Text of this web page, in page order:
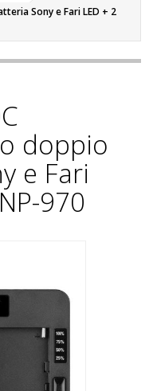
Sony e Fari LED + 2
doppio
e Fari
970